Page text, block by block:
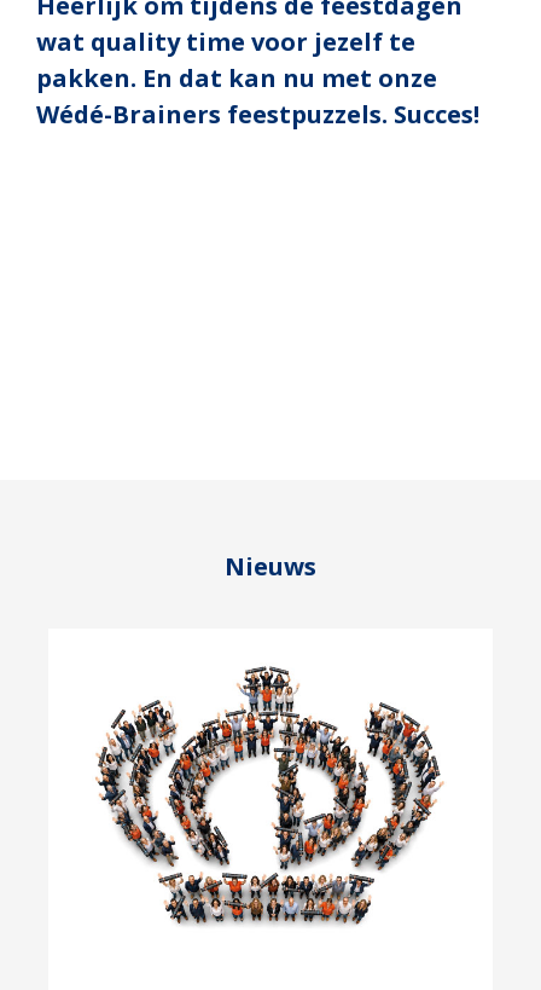
wat quality time voor jezelf te
pakken. En dat kan nu met onze
Wédé-Brainers feestpuzzels. Succes!
Nieuws